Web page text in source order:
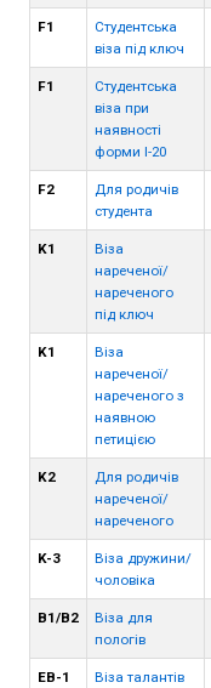
F1
Студентська
віза під ключ
F1
Студентська
віза при
наявності
форми I-20
F2
Для родичів
студента
K1
Віза
нареченої/
нареченого
під ключ
K1
Віза
нареченої/
нареченого з
наявною
петицією
K2
Для родичів
нареченої/
нареченого
K-3
Віза дружини/
чоловіка
В1/В2
Віза для
пологів
ЕВ-1 Віза талантів